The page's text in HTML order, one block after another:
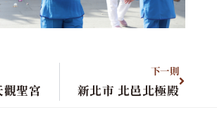
觀聖宮
下一則
新北市 北邑北極殿